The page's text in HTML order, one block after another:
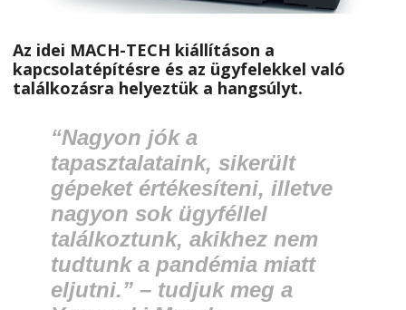
Az idei MACH-TECH kiállításon a
kapcsolatépítésre és az ügyfelekkel való
találkozásra helyeztük a hangsúlyt.
“Nagyon jók a
tapasztalataink, sikerült
gépeket értékesíteni, illetve
nagyon sok ügyféllel
találkoztunk, akikhez nem
tudtunk a pandémia miatt
eljutni.” – tudjuk meg a